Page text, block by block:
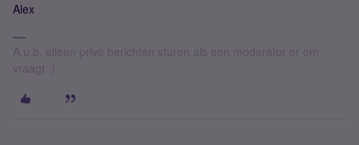
Alex
A.u.b. alleen privé berichten sturen als een moderator er om
vraagt :)